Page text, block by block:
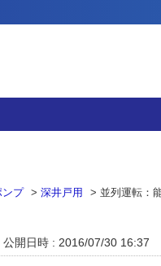
ンプ > 深井戸用 > 並列運転：
公開日時 : 2016/07/30 16:37